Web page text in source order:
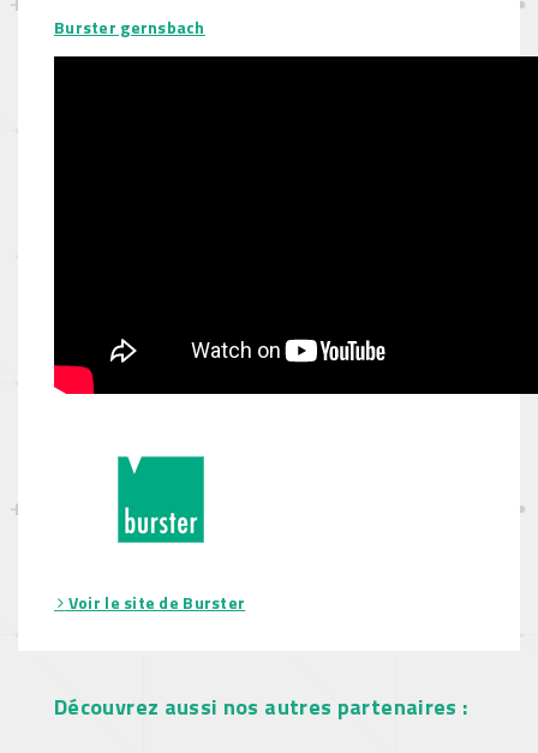
Burster gernsbach
Voir le site de Burster
Découvrez aussi nos autres partenaires :